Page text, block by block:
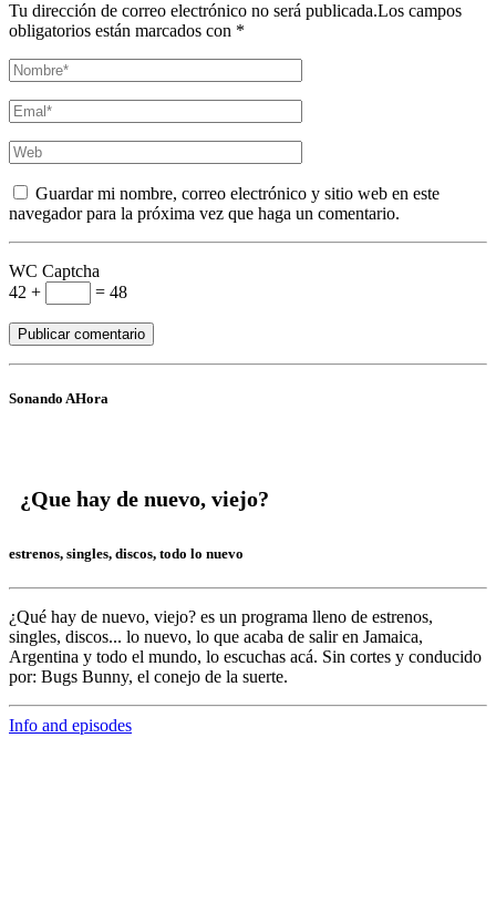
Tu dirección de correo electrónico no será publicada.Los campos
obligatorios están marcados con *
Guardar mi nombre, correo electrónico y sitio web en este
navegador para la próxima vez que haga un comentario.
WC Captcha
42 +
= 48
Sonando AHora
¿Que hay de nuevo, viejo?
estrenos, singles, discos, todo lo nuevo
¿Qué hay de nuevo, viejo? es un programa lleno de estrenos,
singles, discos... lo nuevo, lo que acaba de salir en Jamaica,
Argentina y todo el mundo, lo escuchas acá. Sin cortes y conducido
por: Bugs Bunny, el conejo de la suerte.
Info and episodes